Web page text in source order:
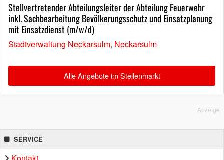
Stellvertretender Abteilungsleiter der Abteilung Feuerwehr
inkl. Sachbearbeitung Bevölkerungsschutz und Einsatzplanung
mit Einsatzdienst (m/w/d)
Stadtverwaltung Neckarsulm, Neckarsulm
Alle Angebote im Stellenmarkt
Anzeige
SERVICE